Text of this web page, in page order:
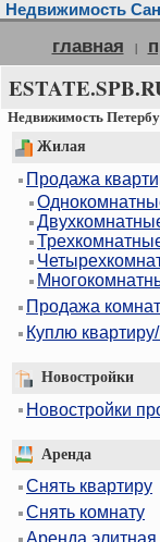
Недвижимость
главная |
Недвижимость
Жилая
Продажа
Продажа комнат
Куплю
Новостройки
Новостройки
Аренда
Снять квартиру
Снять комнату